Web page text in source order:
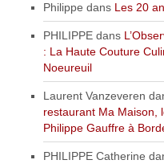
Philippe dans Les 20
PHILIPPE dans
: La Haute Couture
Noeureuil
Laurent Vanzeveren
restaurant Ma Maison,
Philippe Gauffre à
PHILIPPE Catherine